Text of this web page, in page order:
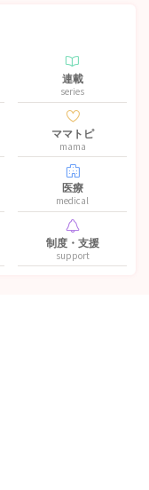
連載
series
ママトピ
mama
医療
medical
制度・支援
support